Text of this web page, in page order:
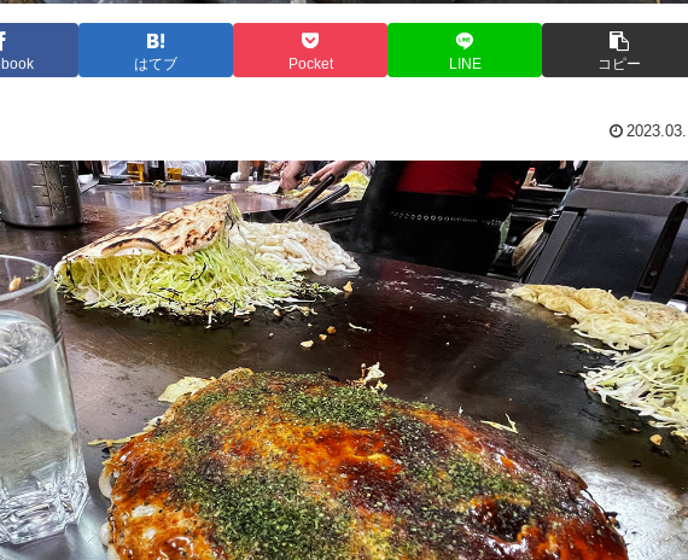
はてブ Pocket LINE コピー